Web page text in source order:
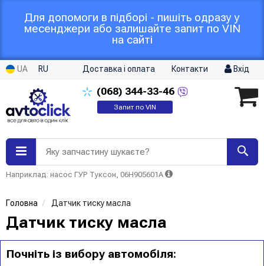
Для допомоги в підборі - пишіть одразу у
месенджери або залишайте запит по VIN
на сайті
UA RU Доставка і оплата Контакти Вхід
(068) 344-33-46
Запит по VIN
Яку запчастину шукаєте?
Наприклад: насос ГУР Туксон, 06H905601A
Головна Датчик тиску масла
Датчик тиску масла
Почніть із вибору автомобіля: